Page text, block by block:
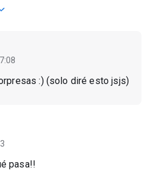
:) (solo diré esto jsjs)
pasa!!